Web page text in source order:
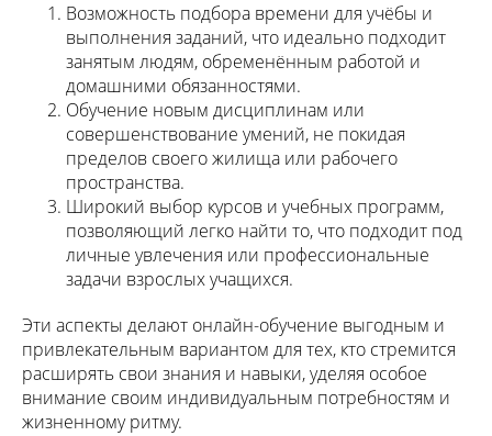
Возможность подбора времени для учёбы и
выполнения заданий, что идеально подходит
занятым людям, обременённым работой и
домашними обязанностями.
Обучение новым дисциплинам или
совершенствование умений, не покидая
пределов своего жилища или рабочего
пространства.
Широкий выбор курсов и учебных программ,
позволяющий легко найти то, что подходит под
личные увлечения или профессиональные
задачи взрослых учащихся.
Эти аспекты делают онлайн-обучение выгодным и
привлекательным вариантом для тех, кто стремится
расширять свои знания и навыки, уделяя особое
внимание своим индивидуальным потребностям и
жизненному ритму.